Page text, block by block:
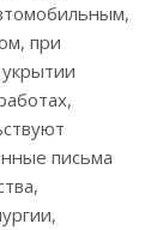
при
письма